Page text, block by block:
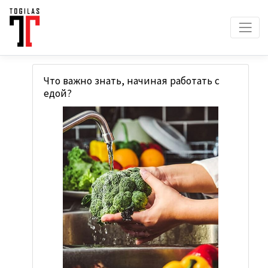
Что важно знать, начиная работать с
едой?